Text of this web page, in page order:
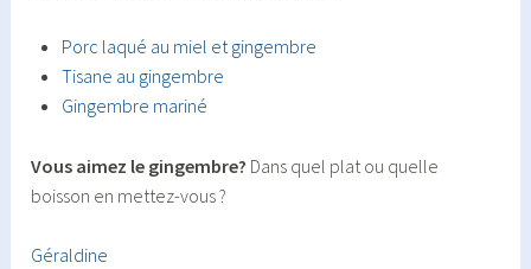
Porc laqué au miel et gingembre
Tisane au gingembre
Gingembre mariné
Vous aimez le gingembre? Dans quel plat ou quelle
boisson en mettez-vous ?
Géraldine